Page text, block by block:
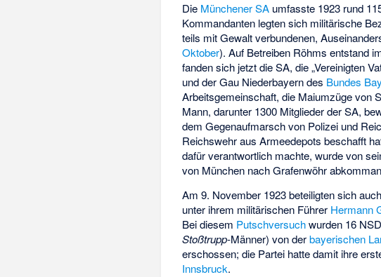
Die Münchener SA umfasste 1923 rund
Kommandanten legten sich militärische
teils mit Gewalt verbundenen,
Oktober). Auf Betreiben Röhms entstand
fanden sich jetzt die SA, die „Vereinigten
und der Gau Niederbayern des Bundes
Arbeitsgemeinschaft, die Maiumzüge von
Mann, darunter 1300 Mitglieder der SA,
dem Gegenaufmarsch von Polizei und
Reichswehr aus Armeedepots beschafft
dafür verantwortlich machte, wurde von
von München nach Grafenwöhr
Am 9. November 1923 beteiligten sich
unter ihrem militärischen Führer Hermann
Bei diesem Putschversuchwurden 16
Stoßtrupp-Männer) von derbayerischen
erschossen; die Partei hatte damit ihre
Innsbruck.